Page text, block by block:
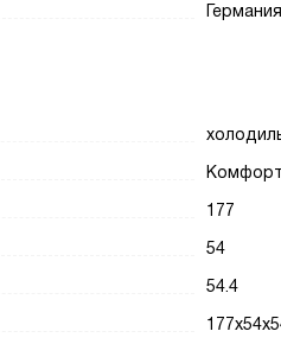
177
54
54.4